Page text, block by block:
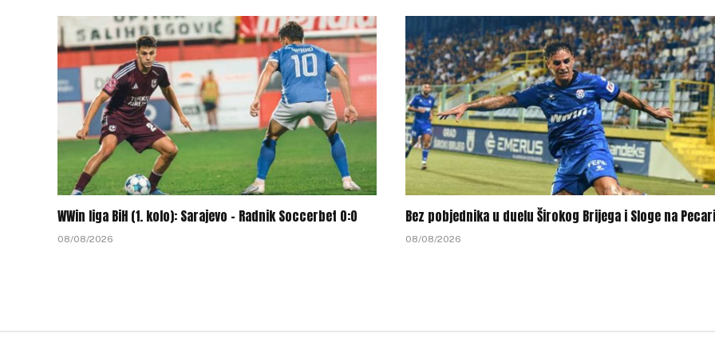
WWin liga BiH (1. kolo): Sarajevo – Radnik Soccerbet 0:0
08/08/2026
Bez pobjednika u duelu Širokog Brijega i Sloge na Pecari
08/08/2026